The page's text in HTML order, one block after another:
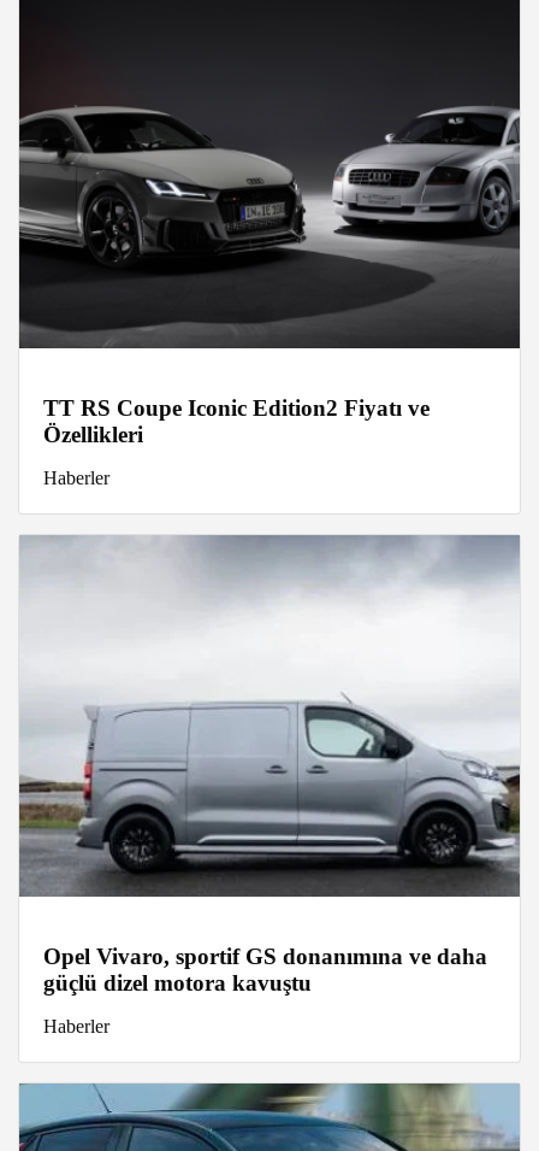
TT RS Coupe Iconic Edition2 Fiyatı ve
Özellikleri
Haberler
Opel Vivaro, sportif GS donanımına ve daha
güçlü dizel motora kavuştu
Haberler